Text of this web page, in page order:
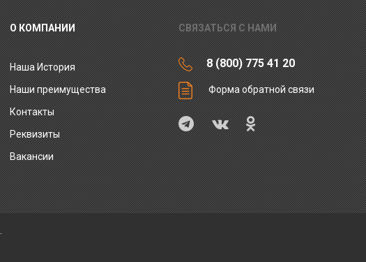
О КОМПАНИИ
Наша История
Наши преимущества
Контакты
Реквизиты
Вакансии
СВЯЗАТЬСЯ С НАМИ
8 (800) 775 41 20
Форма обратной связи